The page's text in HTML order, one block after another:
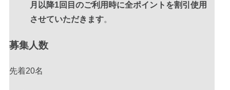
月以降1回目のご利用時に全ポイントを割引使用
させていただきます。
募集人数
先着20名
WEBコート予約は
コチラから